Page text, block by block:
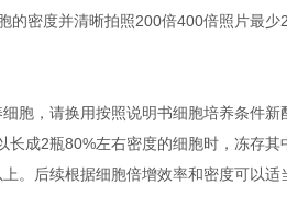
密度并清晰拍照200倍400倍照片最
胞，请换用按照说明书细胞培养条件
成2瓶80%左右密度的细胞时，冻存
。后续根据细胞倍增效率和密度可以适